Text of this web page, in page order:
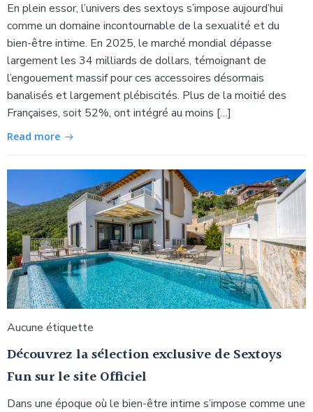
En plein essor, l’univers des sextoys s’impose aujourd’hui
comme un domaine incontournable de la sexualité et du
bien-être intime. En 2025, le marché mondial dépasse
largement les 34 milliards de dollars, témoignant de
l’engouement massif pour ces accessoires désormais
banalisés et largement plébiscités. Plus de la moitié des
Françaises, soit 52%, ont intégré au moins […]
Read more
Aucune étiquette
Découvrez la sélection exclusive de Sextoys
Fun sur le site Officiel
Dans une époque où le bien-être intime s’impose comme une